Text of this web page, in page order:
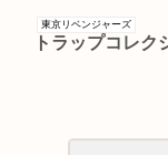
東京リベンジャーズ
トラップコレク